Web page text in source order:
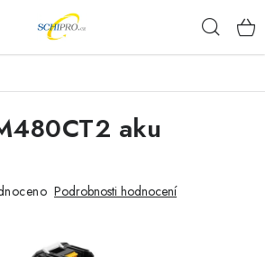
aku
Podrobnosti hodnocení